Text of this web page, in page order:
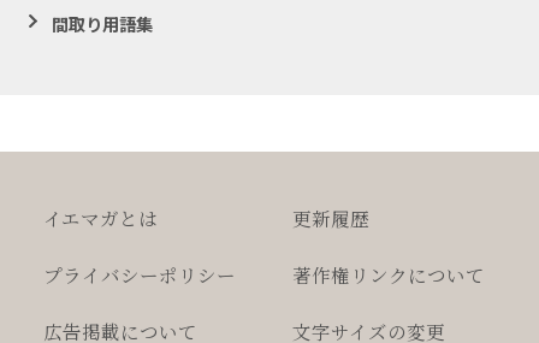
間取り用語集
イエマガとは 更新履歴
プライバシーポリシー 著作権 リンクについて
広告掲載について 文字サイズの変更